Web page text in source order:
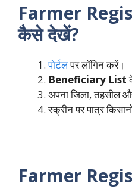
Farmer
कैसे देखें?
पोर्टलपर लॉगिन करें।
Beneficiary List
अपना जिला, तहसील
स्क्रीन पर पात्र
Farmer